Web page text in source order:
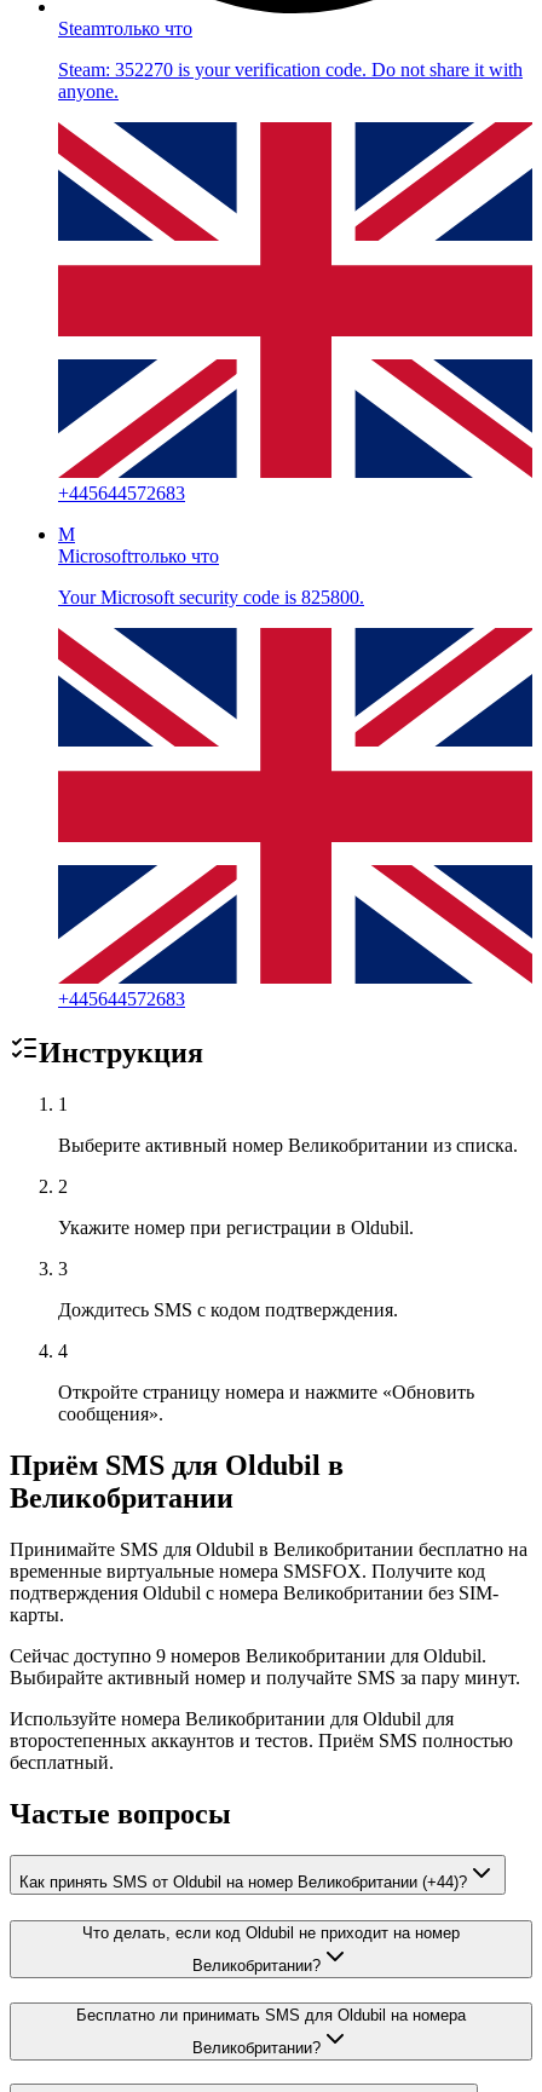
Steamтолько что
Steam: 352270 is your verification code. Do not share it with
anyone.
+445644572683
M
Microsoftтолько что
Your Microsoft security code is 825800.
+445644572683
Инструкция
1
Выберите активный номер Великобритании из списка.
2
Укажите номер при регистрации в Oldubil.
3
Дождитесь SMS с кодом подтверждения.
4
Откройте страницу номера и нажмите «Обновить
сообщения».
Приём SMS для Oldubil в
Великобритании
Принимайте SMS для Oldubil в Великобритании бесплатно на
временные виртуальные номера SMSFOX. Получите код
подтверждения Oldubil с номера Великобритании без SIM-
карты.
Сейчас доступно 9 номеров Великобритании для Oldubil.
Выбирайте активный номер и получайте SMS за пару минут.
Используйте номера Великобритании для Oldubil для
второстепенных аккаунтов и тестов. Приём SMS полностью
бесплатный.
Частые вопросы
Как принять SMS от Oldubil на номер Великобритании (+44)?
Что делать, если код Oldubil не приходит на номер
Великобритании?
Бесплатно ли принимать SMS для Oldubil на номера
Великобритании?